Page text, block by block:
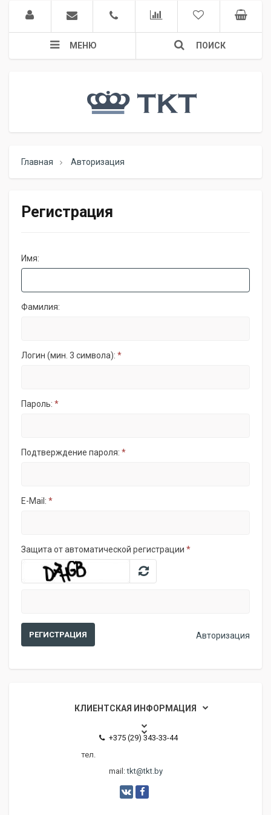
МЕНЮ ПОИСК
Главная Авторизация
Регистрация
Имя:
Фамилия:
Логин (мин. 3 символа): *
Пароль: *
Подтверждение пароля: *
E-Mail: *
Защита от автоматической регистрации *
Авторизация
КЛИЕНТСКАЯ ИНФОРМАЦИЯ
тел.
+375 (29) 343-33-44
mail:tkt@tkt.by